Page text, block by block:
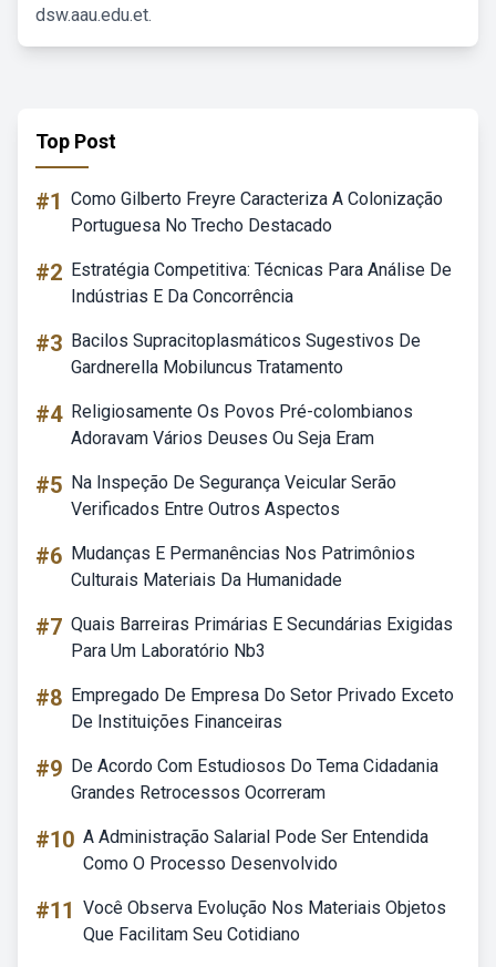
dsw.aau.edu.et.
Top Post
#1 Como Gilberto Freyre Caracteriza A Colonização
Portuguesa No Trecho Destacado
#2 Estratégia Competitiva: Técnicas Para Análise De
Indústrias E Da Concorrência
#3 Bacilos Supracitoplasmáticos Sugestivos De
Gardnerella Mobiluncus Tratamento
#4 Religiosamente Os Povos Pré-colombianos
Adoravam Vários Deuses Ou Seja Eram
#5 Na Inspeção De Segurança Veicular Serão
Verificados Entre Outros Aspectos
#6 Mudanças E Permanências Nos Patrimônios
Culturais Materiais Da Humanidade
#7 Quais Barreiras Primárias E Secundárias Exigidas
Para Um Laboratório Nb3
#8 Empregado De Empresa Do Setor Privado Exceto
De Instituições Financeiras
#9 De Acordo Com Estudiosos Do Tema Cidadania
Grandes Retrocessos Ocorreram
#10 A Administração Salarial Pode Ser Entendida
Como O Processo Desenvolvido
#11 Você Observa Evolução Nos Materiais Objetos
Que Facilitam Seu Cotidiano